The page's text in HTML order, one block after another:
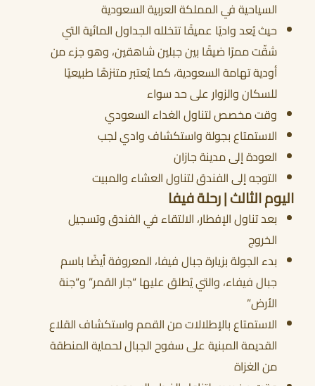
السياحية في المملكة العربية السعودية
حيث يُعد واديًا عميقًا تتخلله الجداول المائية التي
شقّت ممرًا ضيقًا بين جبلين شاهقين، وهو جزء من
أودية تهامة السعودية، كما يُعتبر متنزهًا طبيعيًا
للسكان والزوار على حد سواء
وقت مخصص لتناول الغداء السعودي
الاستمتاع بجولة واستكشاف وادي لجب
العودة إلى مدينة جازان
التوجه إلى الفندق لتناول العشاء والمبيت
اليوم الثالث | رحلة فيفا
بعد تناول الإفطار، الالتقاء في الفندق وتسجيل
الخروج
بدء الجولة بزيارة جبال فيفا، المعروفة أيضًا باسم
جبال فيفاء، والتي يُطلق عليها “جار القمر” و“جنة
الأرض”
الاستمتاع بالإطلالات من القمم واستكشاف القلاع
القديمة المبنية على سفوح الجبال لحماية المنطقة
من الغزاة